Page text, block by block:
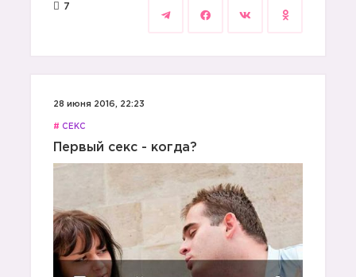
7
28 июня 2016, 22:23
# СЕКС
Первый секс - когда?